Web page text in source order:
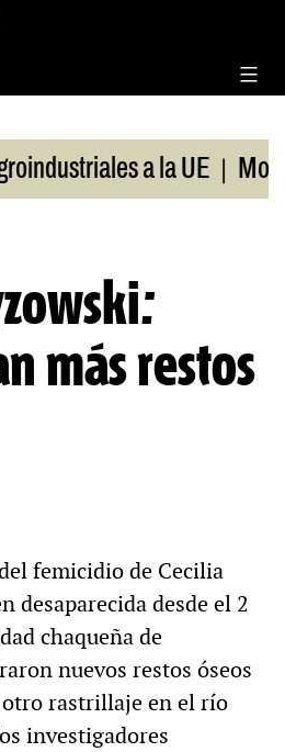
a la UE |
más restos
femicidio de Cecilia
desaparecida desde el 2
chaqueña de
nuevos restos óseos
otro rastrillaje en el río
investigadores